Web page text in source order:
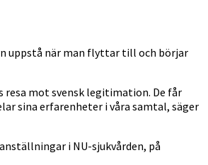
uppstå när man flyttar till och börjar
resa mot svensk legitimation. De får
sina erfarenheter i våra samtal, säger
i NU-sjukvården, på